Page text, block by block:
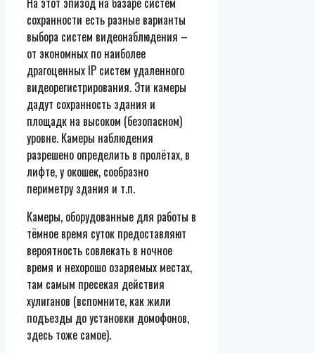
сохранности есть разные варианты
выбора систем видеонаблюдения –
от экономных по наиболее
драгоценных IP систем удаленного
видеорегистрирования. Эти камеры
дадут сохранность здания и
площадк на высоком (безопасном)
уровне. Камеры наблюдения
разрешено определить в пролётах, в
лифте, у окошек, сообразно
периметру здания и т.п.
Камеры, оборудованные для работы в
тёмное время суток предоставляют
вероятность совлекать в ночное
время и нехорошо озаряемых местах,
там самым пресекая действия
хулиганов (вспомните, как жили
подъезды до установки домофонов,
здесь тоже самое).